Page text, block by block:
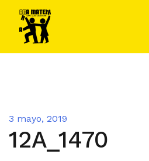
contenido
3 mayo, 2019
12A_1470